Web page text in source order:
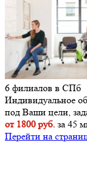
6 филиалов в СПб
Индивидуальное
под Ваши цели,
от 1800 руб. за 45
Перейти на